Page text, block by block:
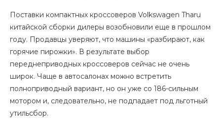
Поставки компактных кроссоверов Volkswagen Tharu
китайской сборки дилеры возобновили еще в прошлом
году. Продавцы уверяют, что машины «разбирают, как
горячие пирожки». В результате выбор
переднеприводных кроссоверов сейчас не очень
широк. Чаще в автосалонах можно встретить
полноприводный вариант, но он уже со 186-сильным
мотором и, следовательно, не подпадает под льготный
утильсбор.